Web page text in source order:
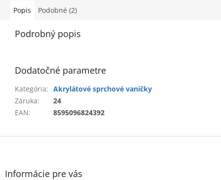
Popis Podobné (2)
Podrobný popis
Dodatočné parametre
Kategória: Akrylátové sprchové vaničky
Záruka:
24
EAN: 8595096824392
Z
Informácie pre vás